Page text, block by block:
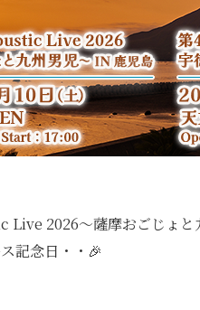
Live 2026〜薩摩おごじょ
記念日・・🎉